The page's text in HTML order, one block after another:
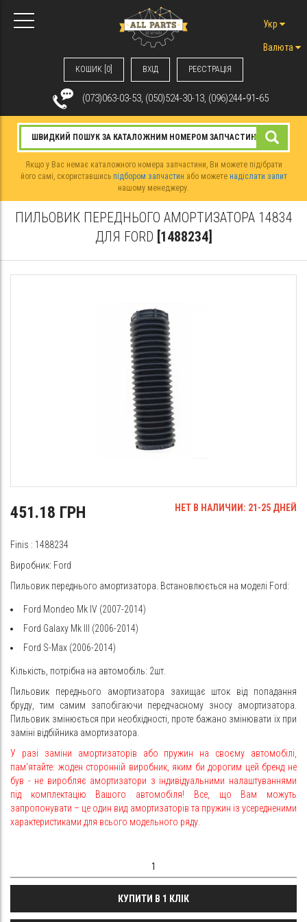
КОШИК [0] ВХIД РЕЄСТРАЦІЯ
Укр
Валюта
(073)063-03-53, (050)524-30-13, (096)244‑91‑65
Якщо у Вас немає каталожного номера запчастини, Ви можете підібрати
його самі, скориставшись підбором запчастин або можете надіслати запит
нашому менеджеру.
ПИЛЬОВИК ПЕРЕДНЬОГО АМОРТИЗАТОРА 14834
ДЛЯ FORD [1488234]
451.18 ГРН НЕТ В НАЛИЧИИ: 21-25 ДНЕЙ
Finis : 1488234
Виробник: Ford
Пильовик переднього амортизатора. Встановлюється на моделі Ford:
Ford Mondeo Mk IV (2007-2014)
Ford Galaxy Mk III (2006-2014)
Ford S-Max (2006-2014)
Кількість, потрібна на автомобіль: 2шт.
Пильовик переднього амортизатора захищає шток від попадання
бруду, тим самим запобігаючи передчасному зносу амортизатора.
Пильовик змінюється при необхідності, проте бажано змінювати їх при
заміні відбійника амортизатора.
У разі заміни амортизаторів або пружин на своєму автомобілі,
пам'ятайте: жоден сторонній виробник, яким би дорогим цей бренд не
був - не виробляє амортизатори з індивідуальними налаштуваннями
під комплектацію Вашого автомобіля! Все, що Вам можуть
запропонувати – це один вид амортизаторів та пружин із усередненими
характеристиками для всього модельного ряду.
КУПИТИ В 1 КЛІК